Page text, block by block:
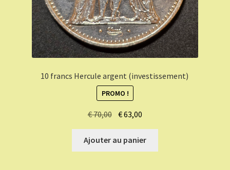
10 francs Hercule argent (investissement)
PROMO !
€70,00 Le
initial
était :
€63,00
actuel
est :
Ajouter au panier